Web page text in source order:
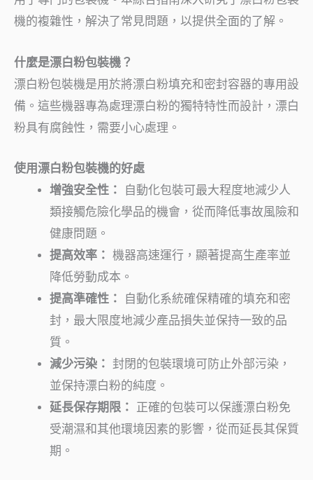
機的複雜性，解決了常見問題，以提供全面的了解。
什麼是漂白粉包裝機？
漂白粉包裝機是用於將漂白粉填充和密封容器的專用設
備。這些機器專為處理漂白粉的獨特特性而設計，漂白
粉具有腐蝕性，需要小心處理。
使用漂白粉包裝機的好處
增強安全性：
自動化包裝可最大程度地減少人
類接觸危險化學品的機會，從而降低事故風險和
健康問題。
提高效率： 機器高速運行，顯著提高生產率並
降低勞動成本。
提高準確性：
自動化系統確保精確的填充和密
封，最大限度地減少產品損失並保持一致的品
質。
減少污染： 封閉的包裝環境可防止外部污染，
並保持漂白粉的純度。
延長保存期限：
正確的包裝可以保護漂白粉免
受潮濕和其他環境因素的影響，從而延長其保質
期。